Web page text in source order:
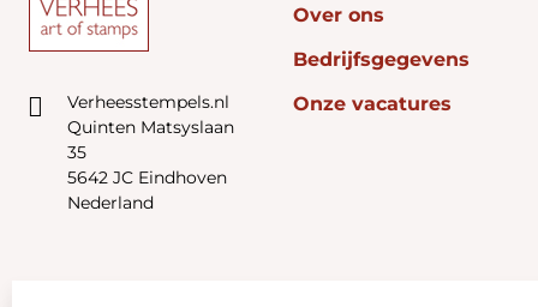
Verheesstempels.nl
Quinten Matsyslaan
35
5642 JC Eindhoven
Nederland
Over ons
Bedrijfsgegevens
Onze vacatures